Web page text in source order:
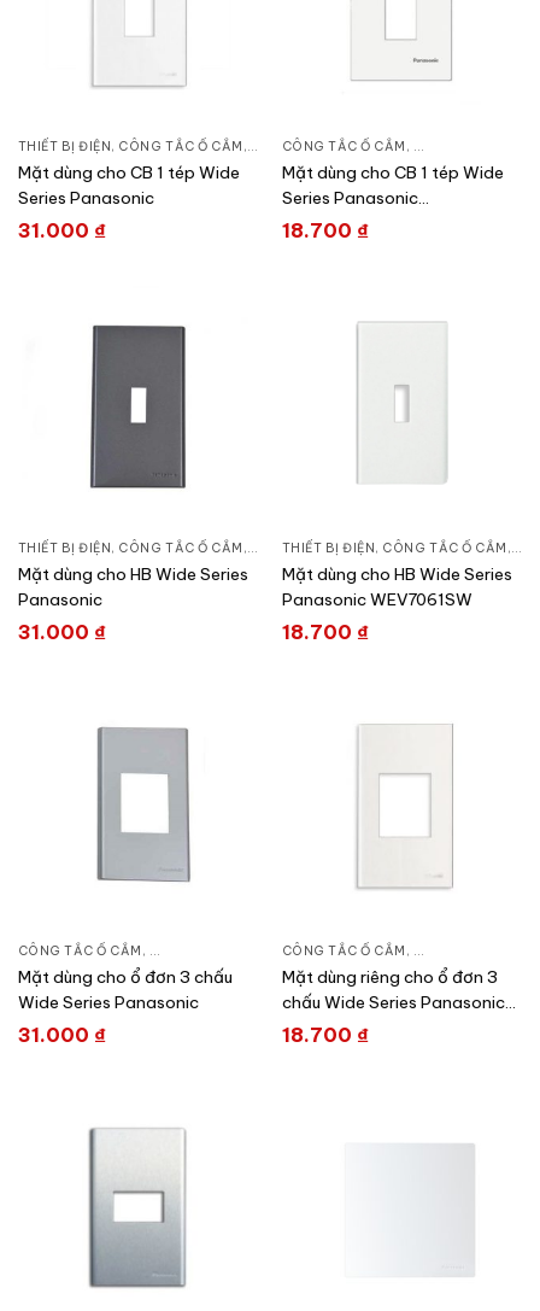
THIẾT BỊ ĐIỆN, CÔNG TẮC Ổ CẮM , DÒNG WIDE SERIES
Mặt dùng cho CB 1 tép Wide
Series Panasonic
31.000 ₫
CÔNG TẮC Ổ CẮM , DÒNG WIDE
Mặt dùng cho CB 1 tép Wide
Series Panasonic
WEV7001SW
18.700 ₫
THIẾT BỊ ĐIỆN , CÔNG TẮC Ổ CẮM , DÒNG WIDE SERIES
Mặt dùng cho HB Wide Series
Panasonic
31.000 ₫
THIẾT BỊ ĐIỆN , CÔNG TẮC Ổ CẮM ,
Mặt dùng cho HB Wide Series
Panasonic WEV7061SW
18.700 ₫
CÔNG TẮC Ổ CẮM , DÒNG WIDE SERIES ,THIẾT BỊ ĐIỆN
Mặt dùng cho ổ đơn 3 chấu
Wide Series Panasonic
31.000 ₫
CÔNG TẮC Ổ CẮM , DÒNG WIDE
Mặt dùng riêng cho ổ đơn 3
chấu Wide Series Panasonic
WEV680290SW
18.700 ₫